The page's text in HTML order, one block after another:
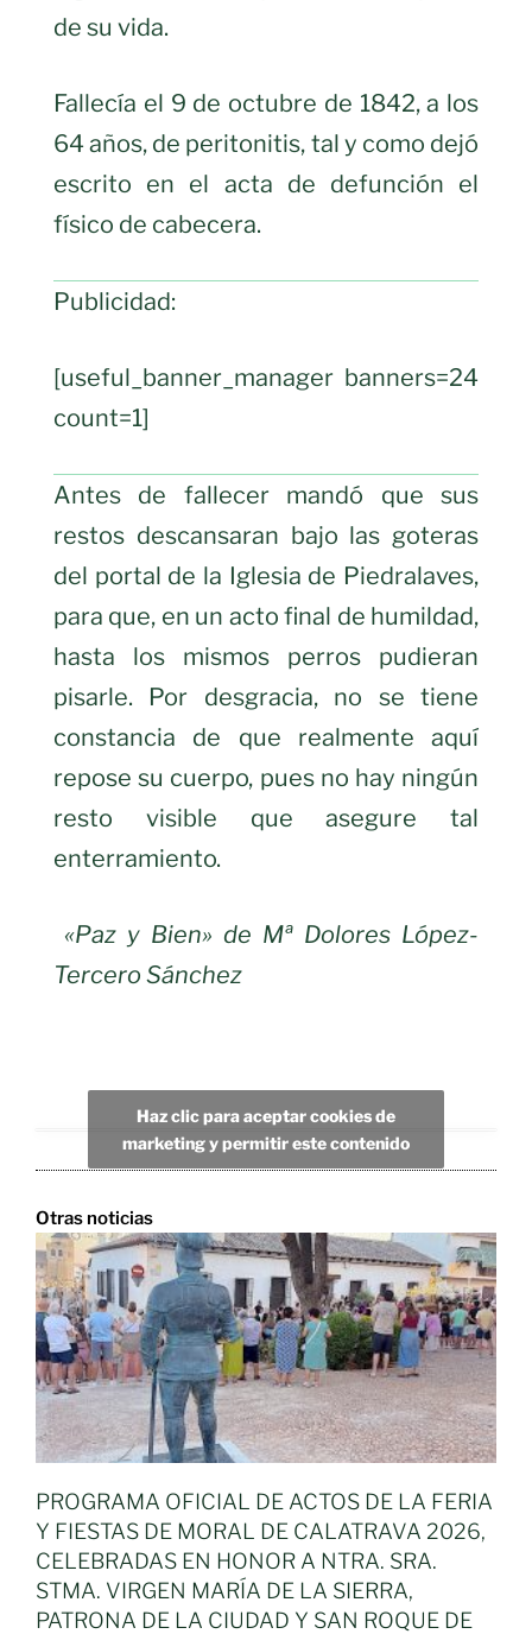
de su vida.
Fallecía el 9 de octubre de 1842, a los
64 años, de peritonitis, tal y como dejó
escrito en el acta de defunción el
físico de cabecera.
Publicidad:
[useful_banner_manager banners=24
count=1]
Antes de fallecer mandó que sus
restos descansaran bajo las goteras
del portal de la Iglesia de Piedralaves,
para que, en un acto final de humildad,
hasta los mismos perros pudieran
pisarle. Por desgracia, no se tiene
constancia de que realmente aquí
repose su cuerpo, pues no hay ningún
resto visible que asegure tal
enterramiento.
«Paz y Bien» de Mª Dolores López-
Tercero Sánchez
Haz clic para aceptar cookies de
marketing y permitir este contenido
Otras noticias
PROGRAMA OFICIAL DE ACTOS DE LA FERIA
Y FIESTAS DE MORAL DE CALATRAVA 2026,
CELEBRADAS EN HONOR A NTRA. SRA.
STMA. VIRGEN MARÍA DE LA SIERRA,
PATRONA DE LA CIUDAD Y SAN ROQUE DE